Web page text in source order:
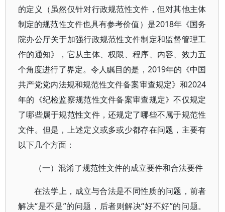
的定义（虽然仅针对行政规范性文件，但对其他主体
制定的规范性文件也具有参考价值）是2018年《国务
院办公厅关于加强行政规范性文件制定和监督管理工
作的通知》，它从主体、权限、程序、内容、效力五
个角度进行了界定。令人瞩目的是，2019年的《中国
共产党党内法规和规范性文件备案审查规定》和2024
年的《纪检监察规范性文件备案审查规定》不仅规定
了哪些属于规范性文件，还规定了哪些不属于规范性
文件。但是，上述定义或多或少都存在问题，主要有
以下几个方面：
（一）混淆了规范性文件的成立要件和合法要件
在法学上，成立与合法是不同性质的问题，前者
解决“是不是”的问题，后者则解决“好不好”的问题。